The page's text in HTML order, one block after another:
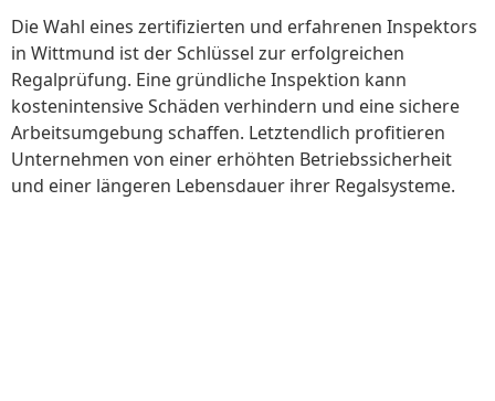
Die Wahl eines zertifizierten und erfahrenen Inspektors
in Wittmund ist der Schlüssel zur erfolgreichen
Regalprüfung. Eine gründliche Inspektion kann
kostenintensive Schäden verhindern und eine sichere
Arbeitsumgebung schaffen. Letztendlich profitieren
Unternehmen von einer erhöhten Betriebssicherheit
und einer längeren Lebensdauer ihrer Regalsysteme.